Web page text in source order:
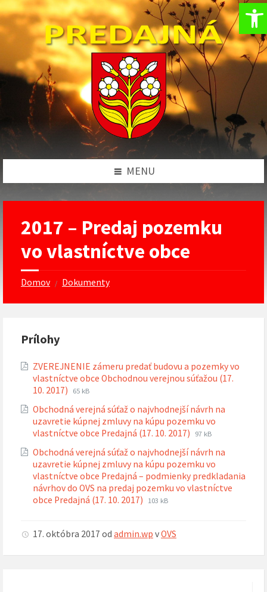
Preskočiť
na
obsah
Preskočiť
na
ľavý
Preskočiť
na
pätičku
MENU
2017 – Predaj pozemku
vo vlastníctve obce
Domov / Dokumenty
Prílohy
ZVEREJNENIE zámeru predať budovu a pozemky vo
vlastníctve obce Obchodnou verejnou súťažou (17.
10. 2017) Prípona
pdf
Veľkosť
65 kB
Obchodná verejná súťaž o najvhodnejší návrh na
uzavretie kúpnej zmluvy na kúpu pozemku vo
vlastníctve obce Predajná (17. 10. 2017) Prípona
pdf
Veľkosť
97 kB
Obchodná verejná súťaž o najvhodnejší návrh na
uzavretie kúpnej zmluvy na kúpu pozemku vo
vlastníctve obce Predajná – podmienky predkladania
návrhov do OVS na predaj pozemku vo vlastníctve
obce Predajná (17. 10. 2017) Prípona
Veľkosť
103 kB
17. októbra 2017 od admin.wp vOVS